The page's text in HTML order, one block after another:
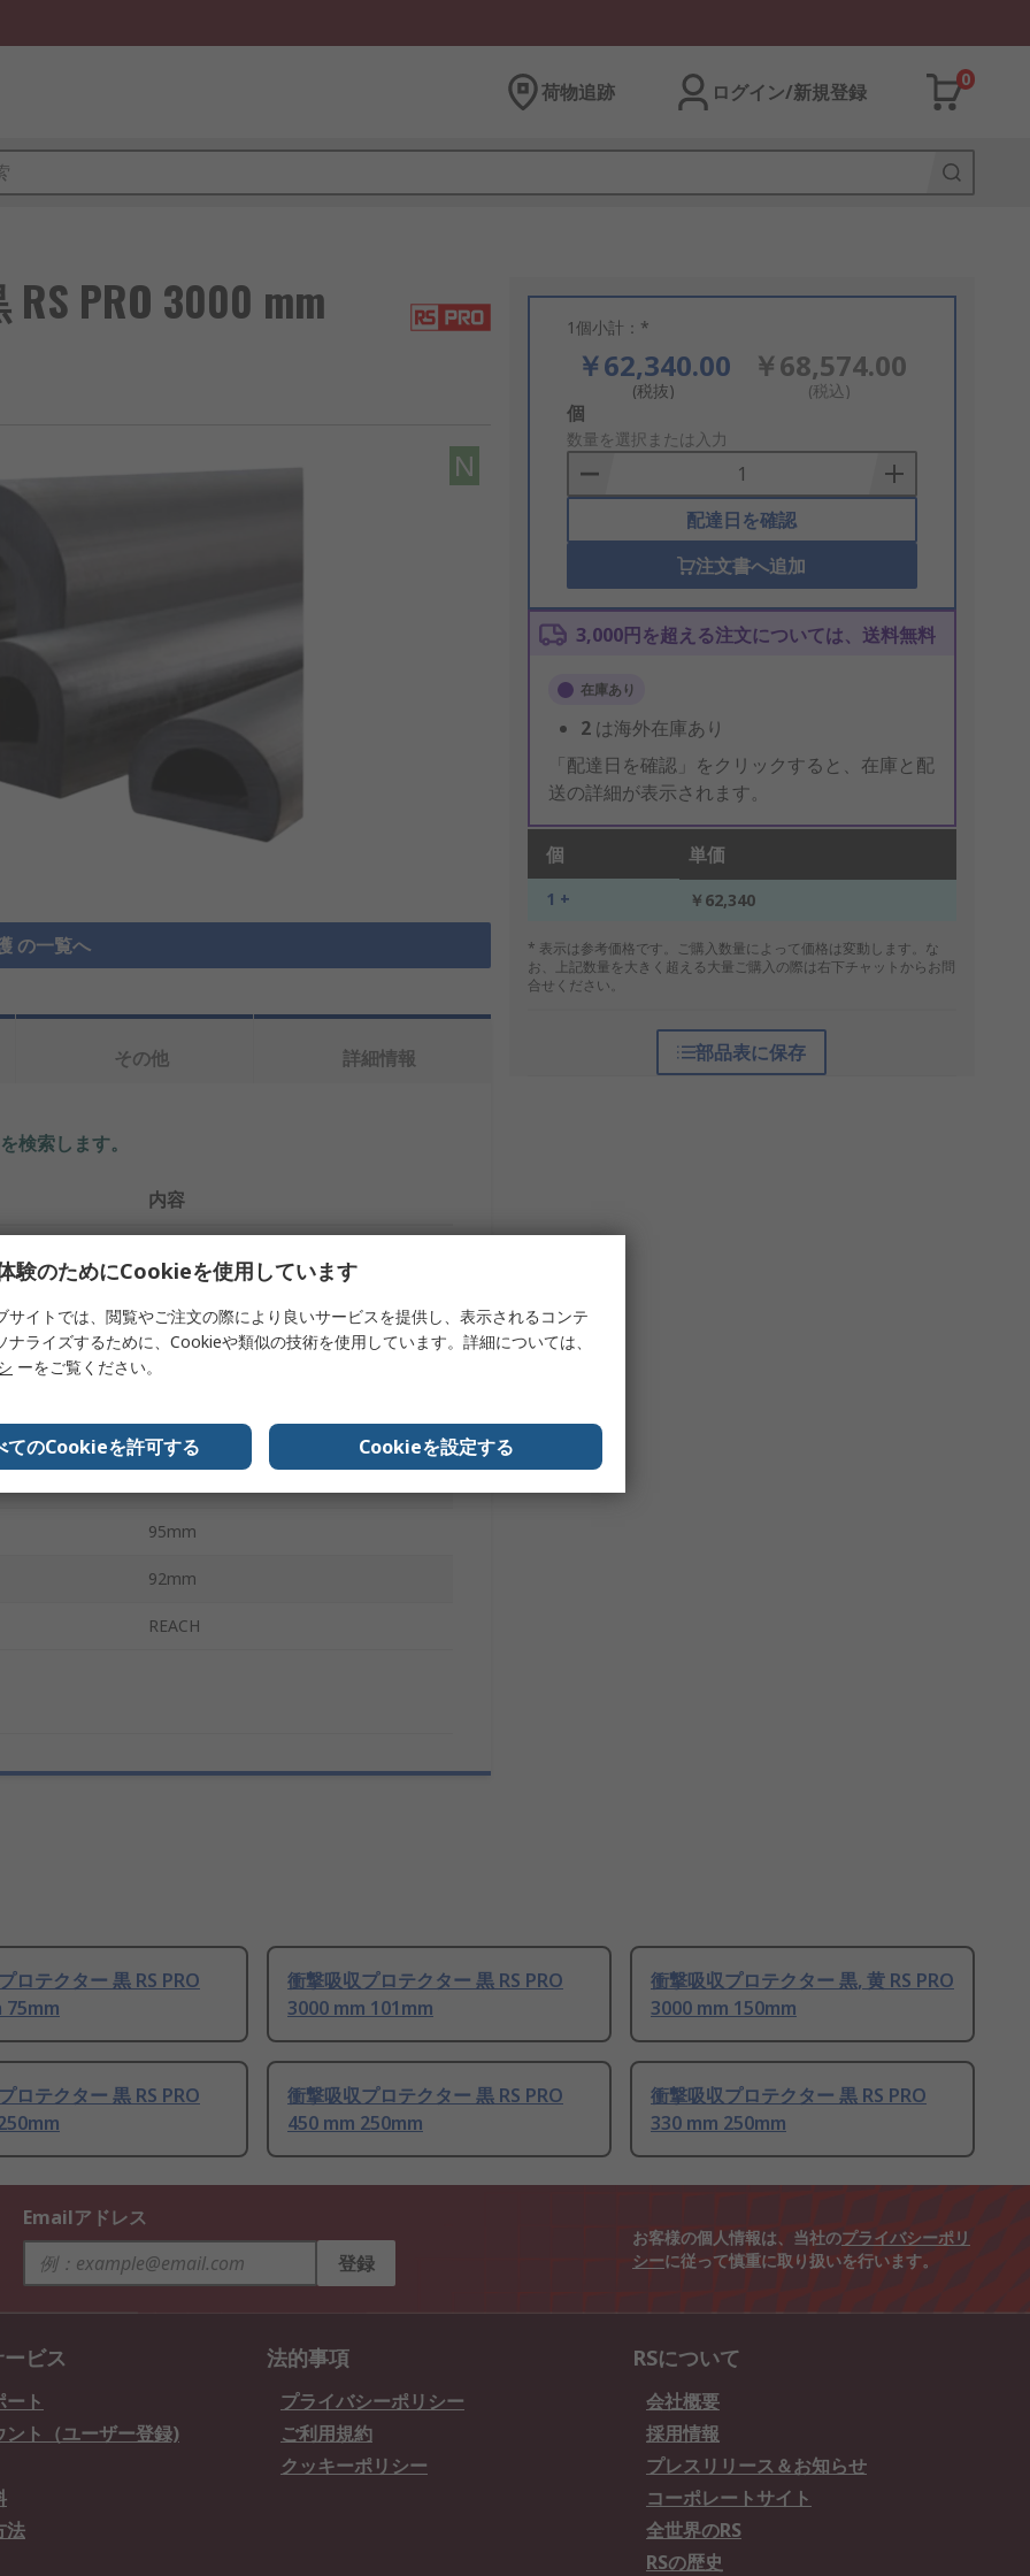
荷物追跡 ログイン/新規登録
0
PRO 3000 mm
N
の一覧へ
1個小計：*
￥62,340.00
(税抜)
￥68,574.00
(税込)
Add
to
Basket
個
数量を選択または入力
配達日を確認
注文書へ追加
3,000円を超える注文については、送料無料
在庫あり
2 は海外在庫あり
「配達日を確認」をクリックすると、在庫と配
送の詳細が表示されます。
個 単価
1 + ￥62,340
* 表示は参考価格です。ご購入数量によって価格は変動します。な
お、上記数量を大きく超える大量ご購入の際は右下チャットからお問
合せください。
部品表に保存
その他 詳細情報
検索します。
内容
Dフェンダー
3000mm
95mm
92mm
REACH
ロテクター 黒 RS PRO
75mm
衝撃吸収プロテクター 黒 RS PRO
3000 mm 101mm
衝撃吸収プロテクター 黒, 黄 RS PRO
3000 mm 150mm
ロテクター 黒 RS PRO
衝撃吸収プロテクター 黒 RS PRO
450 mm 250mm
衝撃吸収プロテクター 黒 RS PRO
330 mm 250mm
Emailアドレス
登録
お客様の個人情報は、当社のプライバシーポリ
シーに従って慎重に取り扱いを行います。
ビス
ト
ント（ユーザー登録)
法
法的事項
プライバシーポリシー
ご利用規約
クッキーポリシー
RSについて
会社概要
採用情報
プレスリリース＆お知らせ
コーポレートサイト
全世界のRS
RSの歴史
験のためにCookieを使用しています
サイトでは、閲覧やご注文の際により良いサービスを提供し、表示されるコンテ
ナライズするために、Cookieや類似の技術を使用しています。詳細については、
ーをご覧ください。
てのCookieを許可する Cookieを設定する